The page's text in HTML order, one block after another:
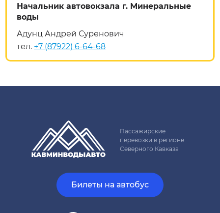
Начальник автовокзала г. Минеральные
воды
Адунц Андрей Суренович
тел. +7 (87922) 6-64-68
Пассажирские
перевозки в регионе
Северного Кавказа
Билеты на автобус